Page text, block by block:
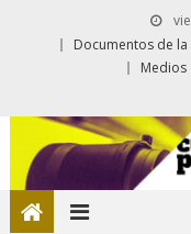
Documentos de la
Medios